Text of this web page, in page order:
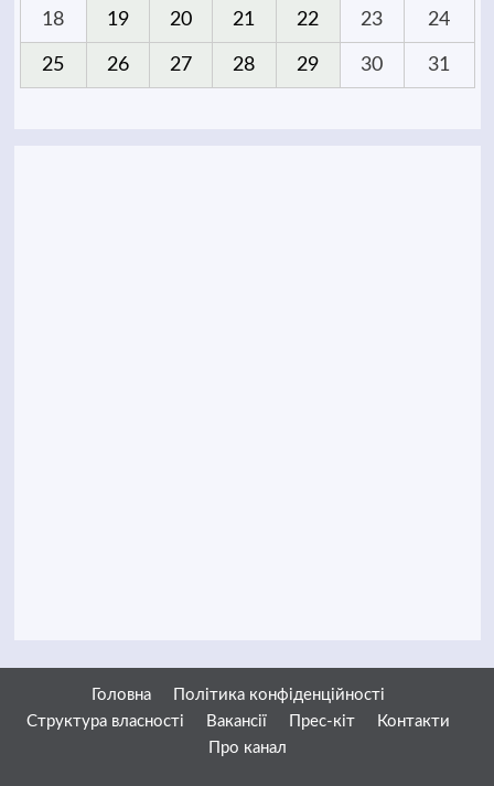
18 19 20 21 22 23 24
25 26 27 28 29 30 31
Головна
Політика конфіденційності
Структура власності
Вакансії Прес-кіт
Контакти
Про канал